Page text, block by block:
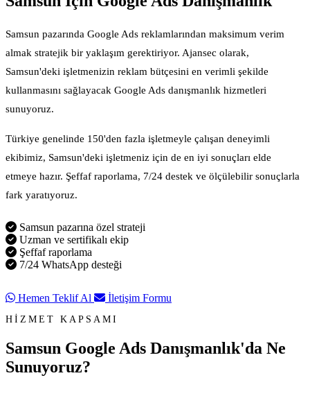
Samsun pazarında Google Ads reklamlarından maksimum verim
almak stratejik bir yaklaşım gerektiriyor. Ajansec olarak,
Samsun'deki işletmenizin reklam bütçesini en verimli şekilde
kullanmasını sağlayacak Google Ads danışmanlık hizmetleri
sunuyoruz.
Türkiye genelinde 150'den fazla işletmeyle çalışan deneyimli
ekibimiz, Samsun'deki işletmeniz için de en iyi sonuçları elde
etmeye hazır. Şeffaf raporlama, 7/24 destek ve ölçülebilir sonuçlarla
fark yaratıyoruz.
Samsun pazarına özel strateji
Uzman ve sertifikalı ekip
Şeffaf raporlama
7/24 WhatsApp desteği
Hemen Teklif Al İletişim Formu
HİZMET KAPSAMI
Samsun Google Ads Danışmanlık'da Ne
Sunuyoruz?